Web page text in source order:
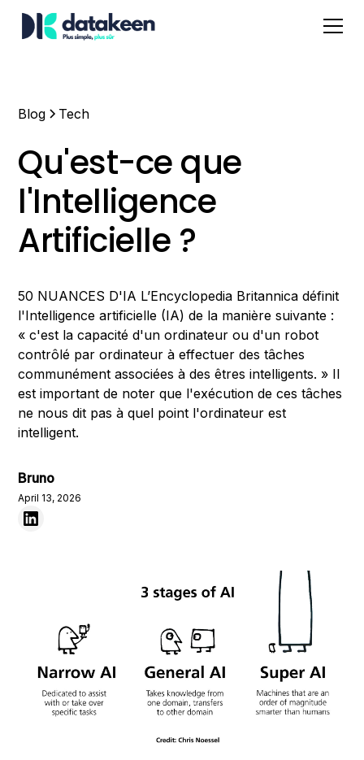
Blog Tech
Qu'est-ce que
l'Intelligence
Artificielle ?
50 NUANCES D'IA L’Encyclopedia Britannica définit
l'Intelligence artificielle (IA) de la manière suivante :
« c'est la capacité d'un ordinateur ou d'un robot
contrôlé par ordinateur à effectuer des tâches
communément associées à des êtres intelligents. » Il
est important de noter que l'exécution de ces tâches
ne nous dit pas à quel point l'ordinateur est
intelligent.
Bruno
April 13, 2026